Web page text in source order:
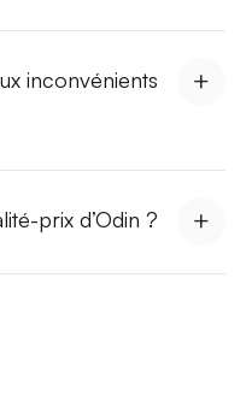
inconvénients
prix d’Odin ?